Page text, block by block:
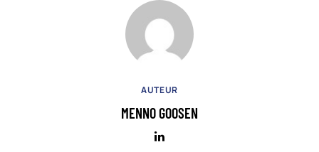
AUTEUR
MENNO GOOSEN